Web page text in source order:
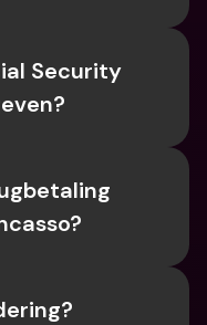
Security